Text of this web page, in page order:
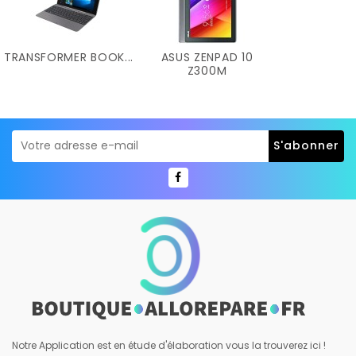
TRANSFORMER BOOK...
ASUS ZENPAD 10
Z300M
Notre Application est en étude d'élaboration vous la trouverez ici !